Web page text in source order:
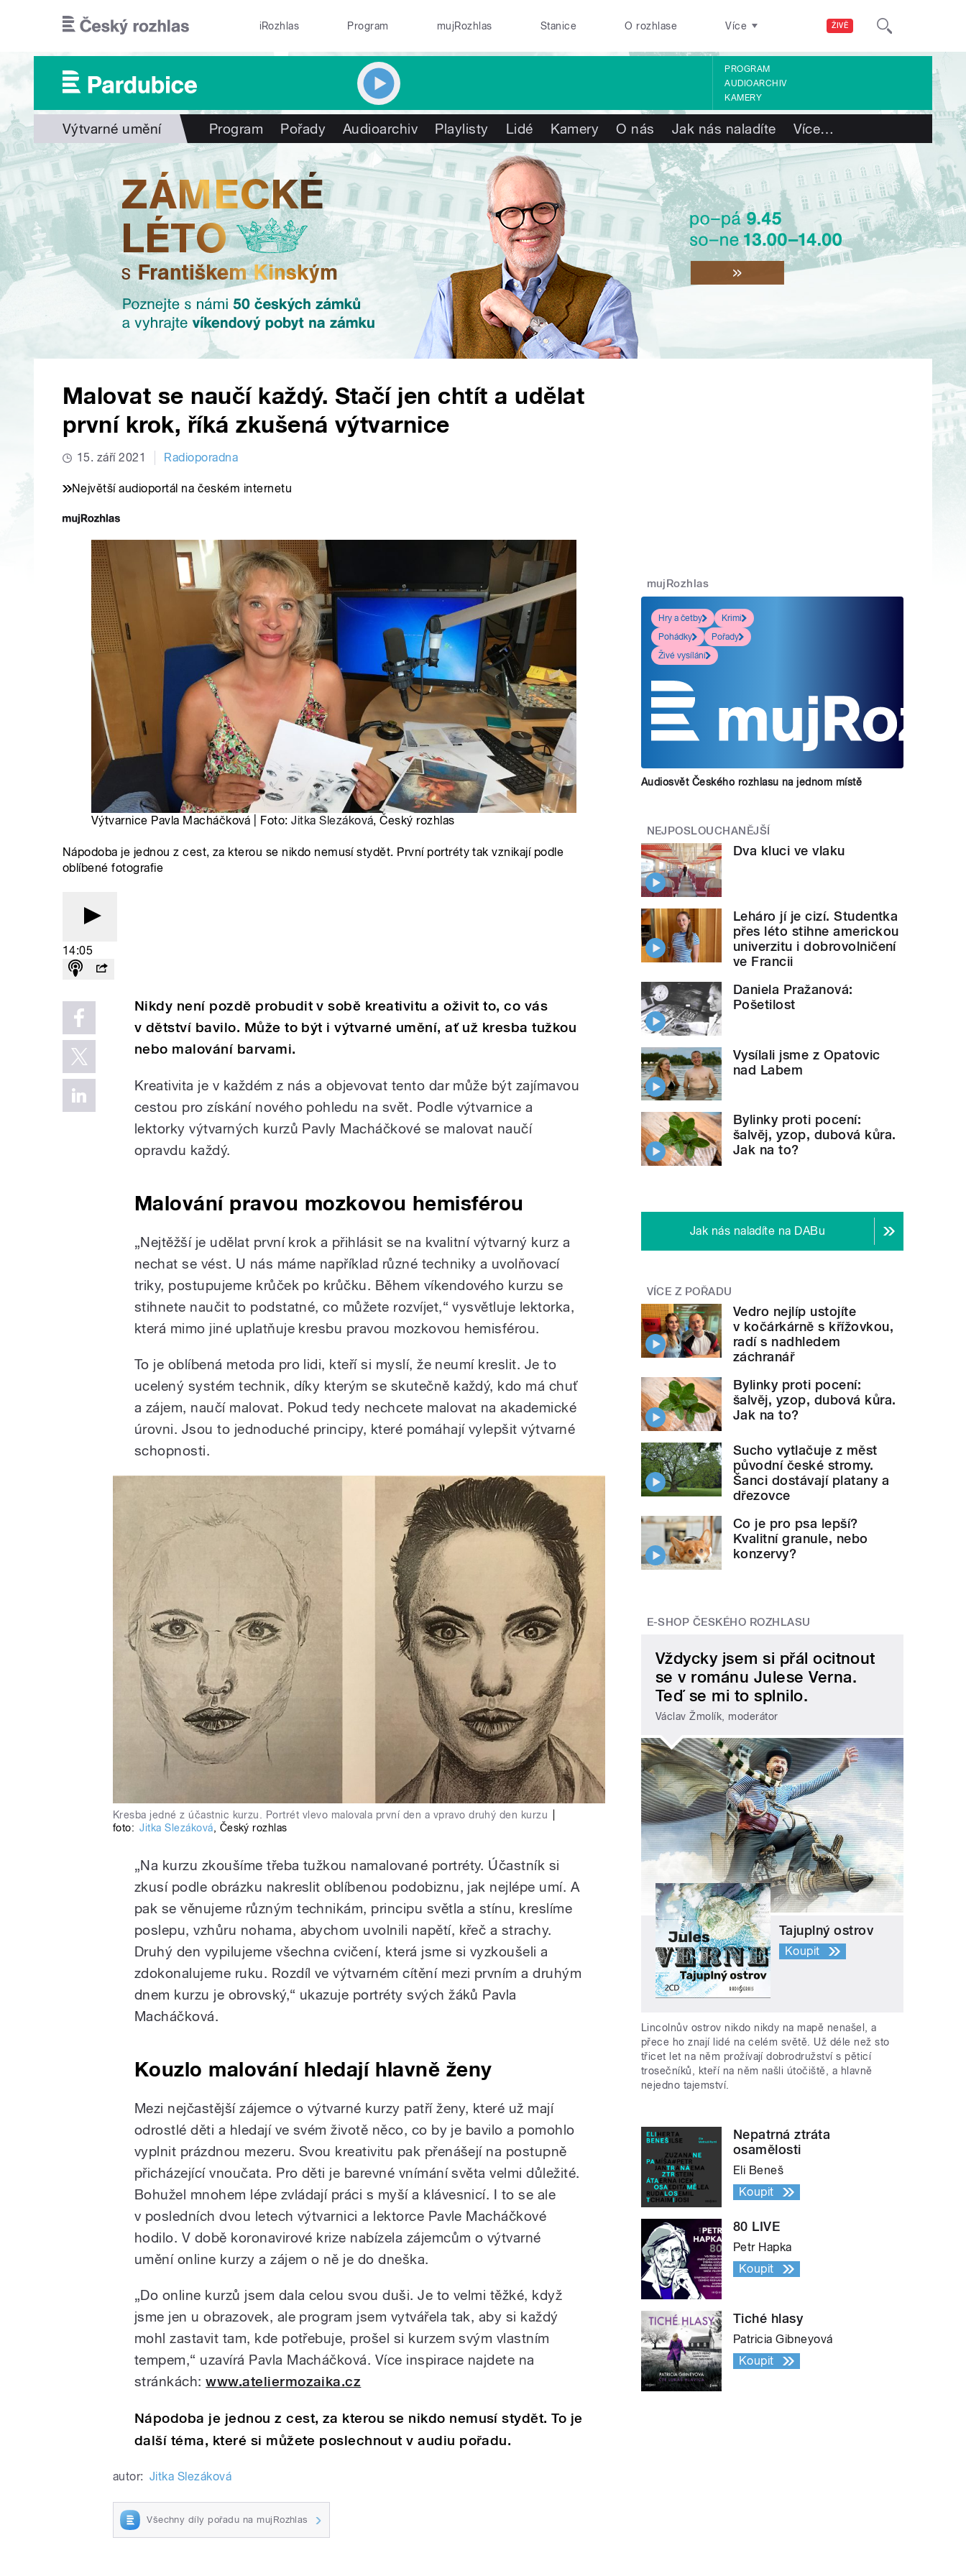
ŽIVĚ
iRozhlas Program mujRozhlas Stanice O rozhlase Více
PROGRAM
AUDIOARCHIV
KAMERY
Výtvarné umění Program Pořady Audioarchiv Playlisty Lidé Kamery O nás Jak nás naladíte Více…
Malovat se naučí každý. Stačí jen chtít a udělat
první krok, říká zkušená výtvarnice
15. září 2021 Radioporadna
Největší audioportál na českém internetu
Výtvarnice Pavla Macháčková | Foto:Jitka Slezáková, Český rozhlas
Nápodoba je jednou z cest, za kterou se nikdo nemusí stydět. První portréty tak vznikají podle
oblíbené fotografie
14:05
Nikdy není pozdě probudit v sobě kreativitu a oživit to, co vás
v dětství bavilo. Může to být i výtvarné umění, ať už kresba tužkou
nebo malování barvami.
Kreativita je v každém z nás a objevovat tento dar může být zajímavou
cestou pro získání nového pohledu na svět. Podle výtvarnice a
lektorky výtvarných kurzů Pavly Macháčkové se malovat naučí
opravdu každý.
Malování pravou mozkovou hemisférou
„Nejtěžší je udělat první krok a přihlásit se na kvalitní výtvarný kurz a
nechat se vést. U nás máme například různé techniky a uvolňovací
triky, postupujeme krůček po krůčku. Během víkendového kurzu se
stihnete naučit to podstatné, co můžete rozvíjet,“ vysvětluje lektorka,
která mimo jiné uplatňuje kresbu pravou mozkovou hemisférou.
To je oblíbená metoda pro lidi, kteří si myslí, že neumí kreslit. Je to
ucelený systém technik, díky kterým se skutečně každý, kdo má chuť
a zájem, naučí malovat. Pokud tedy nechcete malovat na akademické
úrovni. Jsou to jednoduché principy, které pomáhají vylepšit výtvarné
schopnosti.
Kresba jedné z účastnic kurzu. Portrét vlevo malovala první den a vpravo druhý den kurzu
foto: Jitka Slezáková, Český rozhlas
„Na kurzu zkoušíme třeba tužkou namalované portréty. Účastník si
zkusí podle obrázku nakreslit oblíbenou podobiznu, jak nejlépe umí. A
pak se věnujeme různým technikám, principu světla a stínu, kreslíme
poslepu, vzhůru nohama, abychom uvolnili napětí, křeč a strachy.
Druhý den vypilujeme všechna cvičení, která jsme si vyzkoušeli a
zdokonalujeme ruku. Rozdíl ve výtvarném cítění mezi prvním a druhým
dnem kurzu je obrovský,“ ukazuje portréty svých žáků Pavla
Macháčková.
Kouzlo malování hledají hlavně ženy
Mezi nejčastější zájemce o výtvarné kurzy patří ženy, které už mají
odrostlé děti a hledají ve svém životě něco, co by je bavilo a pomohlo
vyplnit prázdnou mezeru. Svou kreativitu pak přenášejí na postupně
přicházející vnoučata. Pro děti je barevné vnímání světa velmi důležité.
Bohužel mnohem lépe zvládají práci s myší a klávesnicí. I to se ale
v posledních dvou letech výtvarnici a lektorce Pavle Macháčkové
hodilo. V době koronavirové krize nabízela zájemcům o výtvarné
umění online kurzy a zájem o ně je do dneška.
„Do online kurzů jsem dala celou svou duši. Je to velmi těžké, když
jsme jen u obrazovek, ale program jsem vytvářela tak, aby si každý
mohl zastavit tam, kde potřebuje, prošel si kurzem svým vlastním
tempem,“ uzavírá Pavla Macháčková. Více inspirace najdete na
stránkách:www.ateliermozaika.cz
Nápodoba je jednou z cest, za kterou se nikdo nemusí stydět. To je
další téma, které si můžete poslechnout v audiu pořadu.
autor: Jitka Slezáková
Všechny díly pořadu na mujRozhlas
mujRozhlas
Hry a četby
Krimi
Pohádky
Pořady
Živé vysílání
Audiosvět Českého rozhlasu na jednom místě
NEJPOSLOUCHANĚJŠÍ
Dva kluci ve vlaku
Leháro jí je cizí. Studentka
přes léto stihne americkou
univerzitu i dobrovolničení
ve Francii
Daniela Pražanová:
Pošetilost
Vysílali jsme z Opatovic
nad Labem
Bylinky proti pocení:
šalvěj, yzop, dubová kůra.
Jak na to?
Jak nás naladíte na DABu
VÍCE Z POŘADU
Vedro nejlíp ustojíte
v kočárkárně s křížovkou,
radí s nadhledem
záchranář
Bylinky proti pocení:
šalvěj, yzop, dubová kůra.
Jak na to?
Sucho vytlačuje z měst
původní české stromy.
Šanci dostávají platany a
dřezovce
Co je pro psa lepší?
Kvalitní granule, nebo
konzervy?
E-SHOP ČESKÉHO ROZHLASU
Vždycky jsem si přál ocitnout
se v románu Julese Verna.
Teď se mi to splnilo.
Václav Žmolík, moderátor
Tajuplný ostrov
Koupit
Lincolnův ostrov nikdo nikdy na mapě nenašel, a
přece ho znají lidé na celém světě. Už déle než sto
třicet let na něm prožívají dobrodružství s pěticí
trosečníků, kteří na něm našli útočiště, a hlavně
nejedno tajemství.
Nepatrná ztráta
osamělosti
Eli Beneš
Koupit
80 LIVE
Petr Hapka
Koupit
Tiché hlasy
Patricia Gibneyová
Koupit